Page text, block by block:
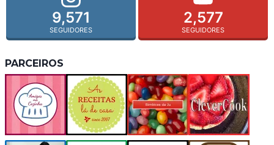
9,571
SEGUIDORES
2,577
SEGUIDORES
PARCEIROS